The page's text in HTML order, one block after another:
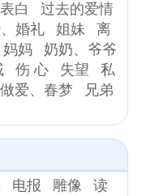
白
过去的爱情
婚礼 姐妹
离
妈妈
奶奶、爷爷
伤 心 失望
私
爱、春梦
兄弟
电报 雕像
读